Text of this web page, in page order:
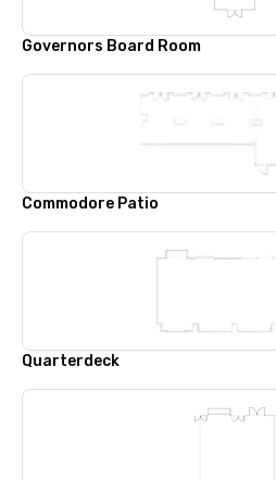
Governors Board Room
Commodore Patio
Quarterdeck